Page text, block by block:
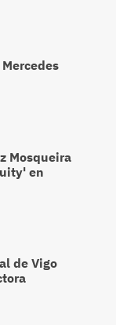
Mosqueira
en
de Vigo